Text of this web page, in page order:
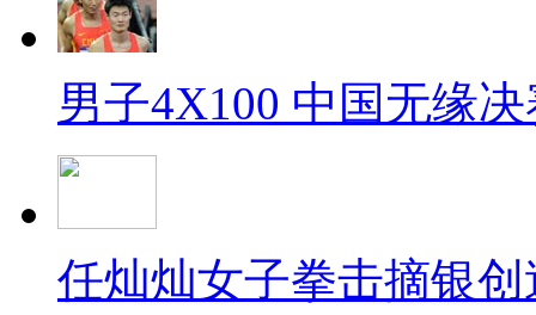
男子4X100 中国无缘
任灿灿女子拳击摘银